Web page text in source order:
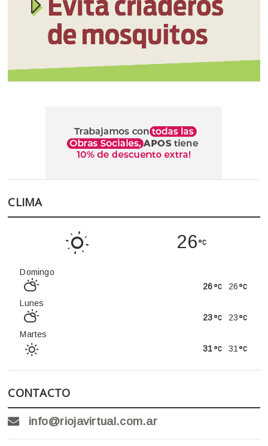
CLIMA
26
Domingo
26
26
Lunes
23
23
Martes
31
31
CONTACTO
info@riojavirtual.com.ar